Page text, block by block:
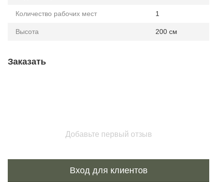
Количество рабочих мест 1
Высота 200 см
Заказать
Добавьте первый отзыв
Вход для клиентов